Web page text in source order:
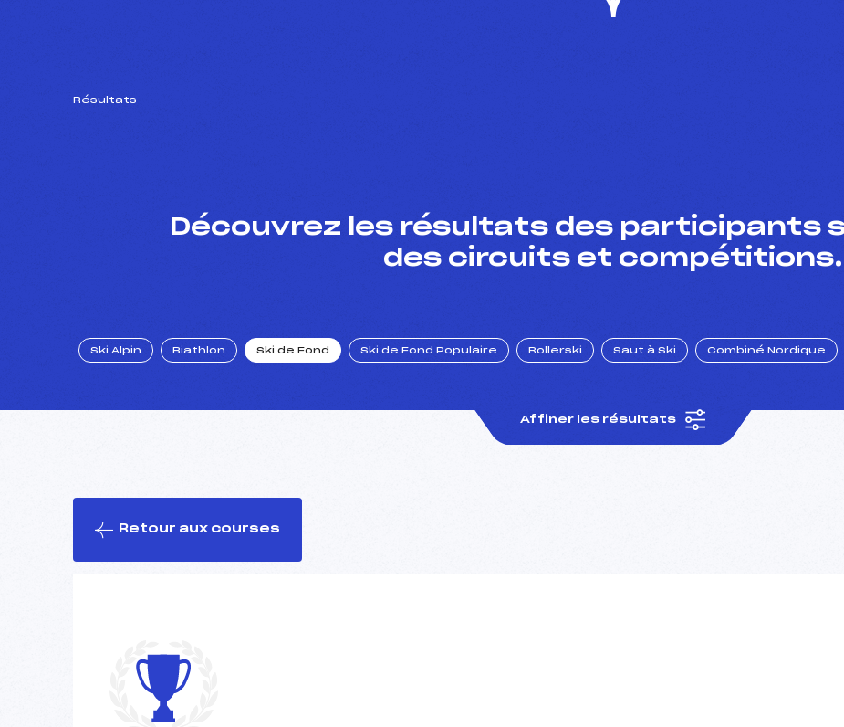
Résultats
Découvrez les résultats des participants
des circuits et compétitions.
Ski Alpin Biathlon Ski de Fond Ski de Fond Populaire Rollerski Saut à Ski Combiné Nordique
Affiner les résultats
Retour aux courses